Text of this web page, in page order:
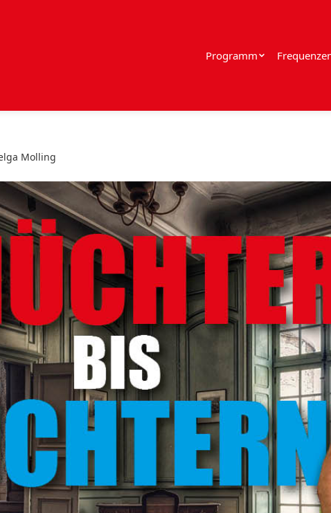
Programm
Molling